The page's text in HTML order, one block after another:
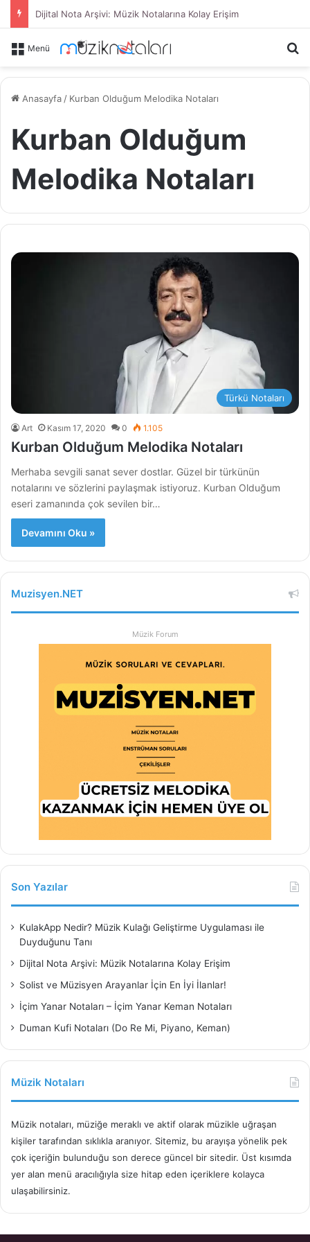
Dijital Nota Arşivi: Müzik Notalarına Kolay Erişim
Menü
Anasayfa / Kurban Olduğum Melodika Notaları
Kurban Olduğum
Melodika Notaları
Türkü Notaları
Art Kasım 17, 2020 0 1.105
Kurban Olduğum Melodika Notaları
Merhaba sevgili sanat sever dostlar. Güzel bir türkünün
notalarını ve sözlerini paylaşmak istiyoruz. Kurban Olduğum
eseri zamanında çok sevilen bir…
Devamını Oku »
Muzisyen.NET
Müzik Forum
Son Yazılar
KulakApp Nedir? Müzik Kulağı Geliştirme Uygulaması ile
Duyduğunu Tanı
Dijital Nota Arşivi: Müzik Notalarına Kolay Erişim
Solist ve Müzisyen Arayanlar İçin En İyi İlanlar!
İçim Yanar Notaları – İçim Yanar Keman Notaları
Duman Kufi Notaları (Do Re Mi, Piyano, Keman)
Müzik Notaları
Müzik notaları, müziğe meraklı ve aktif olarak müzikle uğraşan
kişiler tarafından sıklıkla aranıyor. Sitemiz, bu arayışa yönelik pek
çok içeriğin bulunduğu son derece güncel bir sitedir. Üst kısımda
yer alan menü aracılığıyla size hitap eden içeriklere kolayca
ulaşabilirsiniz.